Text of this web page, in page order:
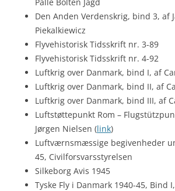
Den Anden Verdenskrig, bind 3, af
Piekalkiewicz
Flyvehistorisk Tidsskrift nr. 3-89
Flyvehistorisk Tidsskrift nr. 4-92
Luftkrig over Danmark, bind I, af
Luftkrig over Danmark, bind II, af
Luftkrig over Danmark, bind III, af
Luftstøttepunkt Rom –
Jørgen Nielsen (link)
Luftværnsmæssige begivenheder
45, Civilforsvarsstyrelsen
Silkeborg Avis 1945
Tyske Fly i Danmark 1940-45, Bind